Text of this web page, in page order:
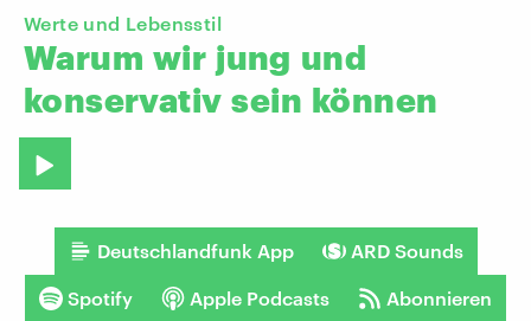
Werte und Lebensstil
Warum wir jung und
konservativ sein können
Deutschlandfunk App ARD Sounds
Spotify Apple Podcasts Abonnieren